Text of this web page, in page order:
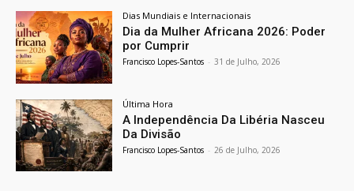
Dias Mundiais e Internacionais
Dia da Mulher Africana 2026: Poder
por Cumprir
Francisco Lopes-Santos - 31 de Julho, 2026
Última Hora
A Independência Da Libéria Nasceu
Da Divisão
Francisco Lopes-Santos - 26 de Julho, 2026